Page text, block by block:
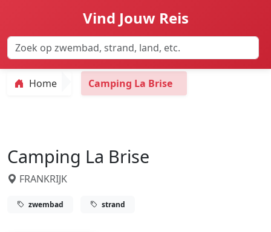
Vind Jouw Reis
Home Camping La Brise
Camping La Brise
FRANKRIJK
zwembad strand